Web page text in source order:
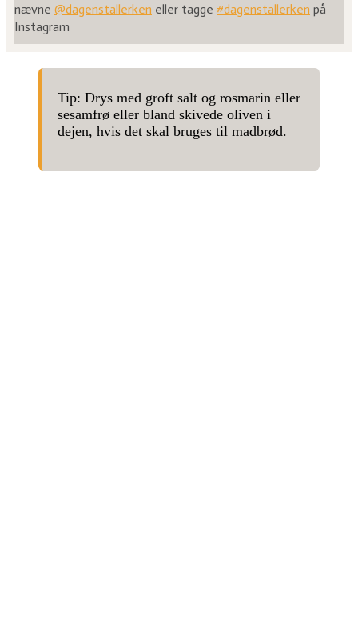
nævne @dagenstallerken eller tagge #dagenstallerken på
Instagram
Tip: Drys med groft salt og rosmarin eller
sesamfrø eller bland skivede oliven i
dejen, hvis det skal bruges til madbrød.